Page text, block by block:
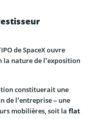
de SpaceX ouvre
la nature de l’exposition
constituerait une
de l’entreprise – une
mobilières, soit la flat